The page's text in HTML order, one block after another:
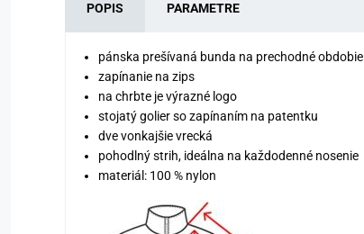
POPIS PARAMETRE
pánska prešívaná bunda na prechodné obdobie
zapínanie na zips
na chrbte je výrazné logo
stojatý golier so zapínaním na patentku
dve vonkajšie vrecká
pohodlný strih, ideálna na každodenné nosenie
materiál: 100 % nylon